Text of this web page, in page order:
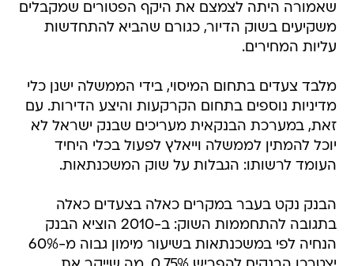
שאמורה היתה לצמצם את היקף הפטורים שמקבלים
משקיעים בשוק הדיור, כגורם שהביא להתחדשות
עליות המחירים.
מלבד צעדים בתחום המיסוי, בידי הממשלה ישנן כלי
מדיניות נוספים בתחום הקרקעות והיצע הדירות. עם
זאת, במערכת הבנקאית מעריכים שבנק ישראל לא
יוכל להמתין לממשלה וייאלץ לפעול בכלי היחיד
העומד לרשותו: הגבלות על שוק המשכנתאות.
הבנק נקט בעבר במקרים כאלה בצעדים כאלה
בתגובה להתחממות השוק: ב-2010 הוציא הבנק
הנחיה לפי במשכנתאות בשיעור מימון גבוה מ-60%